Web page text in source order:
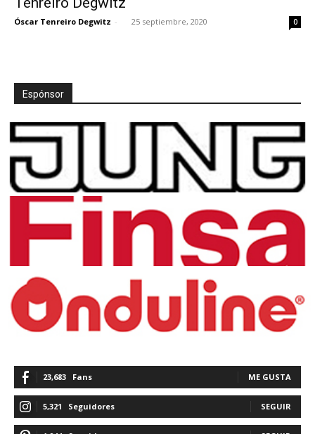
Óscar Tenreiro Degwitz - 25 septiembre, 2020 0
Espónsor
23,683 Fans ME GUSTA
5,321 Seguidores SEGUIR